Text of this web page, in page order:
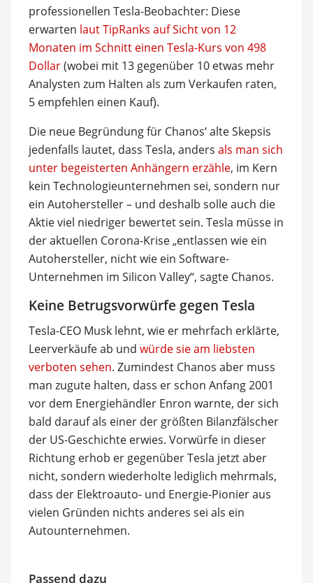
professionellen Tesla-Beobachter: Diese
erwarten laut TipRanks auf Sicht von 12
Monaten im Schnitt einen Tesla-Kurs von 498
Dollar(wobei mit 13 gegenüber 10 etwas mehr
Analysten zum Halten als zum Verkaufen raten,
5 empfehlen einen Kauf).
Die neue Begründung für Chanos‘ alte Skepsis
jedenfalls lautet, dass Tesla, anders als man sich
unter begeisterten Anhängern erzähle, im Kern
kein Technologieunternehmen sei, sondern nur
ein Autohersteller – und deshalb solle auch die
Aktie viel niedriger bewertet sein. Tesla müsse in
der aktuellen Corona-Krise „entlassen wie ein
Autohersteller, nicht wie ein Software-
Unternehmen im Silicon Valley“, sagte Chanos.
Keine Betrugsvorwürfe gegen Tesla
Tesla-CEO Musk lehnt, wie er mehrfach erklärte,
Leerverkäufe ab und würde sie am liebsten
verboten sehen. Zumindest Chanos aber muss
man zugute halten, dass er schon Anfang 2001
vor dem Energiehändler Enron warnte, der sich
bald darauf als einer der größten Bilanzfälscher
der US-Geschichte erwies. Vorwürfe in dieser
Richtung erhob er gegenüber Tesla jetzt aber
nicht, sondern wiederholte lediglich mehrmals,
dass der Elektroauto- und Energie-Pionier aus
vielen Gründen nichts anderes sei als ein
Autounternehmen.
Passend dazu